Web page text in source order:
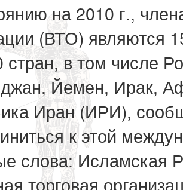
на 2010 г.,
(ВТО) являются
стран, в том числе
Йемен, Ирак,
Иран (ИРИ),
к этой
слова: Исламская
торговая